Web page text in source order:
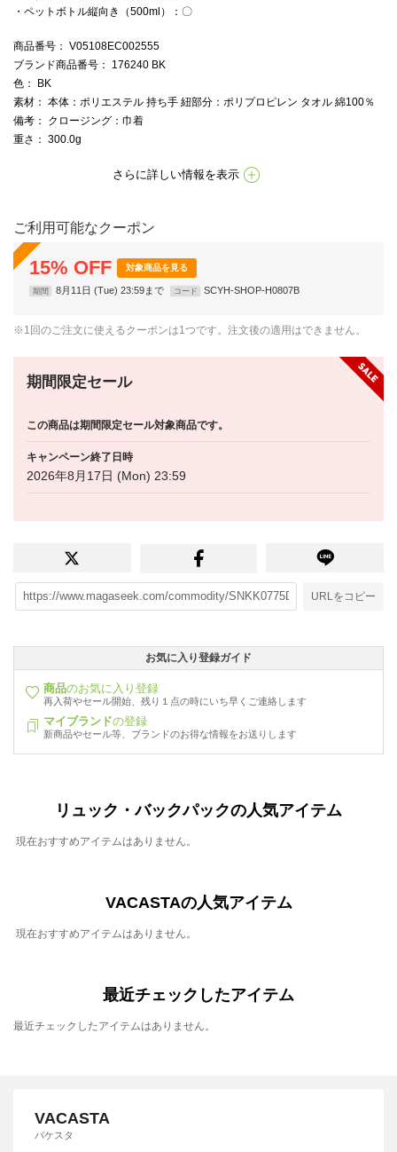
・ペットボトル縦向き（500ml）：〇
商品番号 ： V05108EC002555
ブランド商品番号 ： 176240 BK
色 ： BK
素材 ： 本体：ポリエステル 持ち手 紐部分：ポリプロピレン タオル 綿100％
備考 ： クロージング：巾着
重さ ： 300.0g
さらに詳しい情報を表示
ご利用可能なクーポン
15% OFF 対象商品を見る
期間 8月11日 (Tue) 23:59まで コード SCYH-SHOP-H0807B
※1回のご注文に使えるクーポンは1つです。注文後の適用はできません。
期間限定セール
この商品は期間限定セール対象商品です。
キャンペーン終了日時
2026年8月17日 (Mon) 23:59
URLをコピー
お気に入り登録ガイド
商品のお気に入り登録
再入荷やセール開始、残り１点の時にいち早くご連絡します
マイブランドの登録
新商品やセール等、ブランドのお得な情報をお送りします
リュック・バックパックの人気アイテム
現在おすすめアイテムはありません。
VACASTAの人気アイテム
現在おすすめアイテムはありません。
最近チェックしたアイテム
最近チェックしたアイテムはありません。
VACASTA
バケスタ